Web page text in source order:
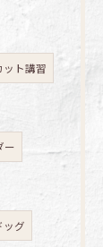
ット講習
ー
ッグ